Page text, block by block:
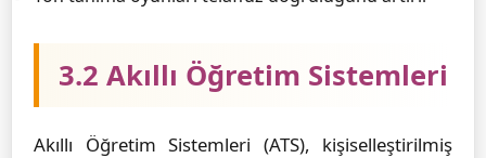
3.2 Akıllı Öğretim Sistemleri
Akıllı Öğretim Sistemleri (ATS), kişiselleştirilmiş